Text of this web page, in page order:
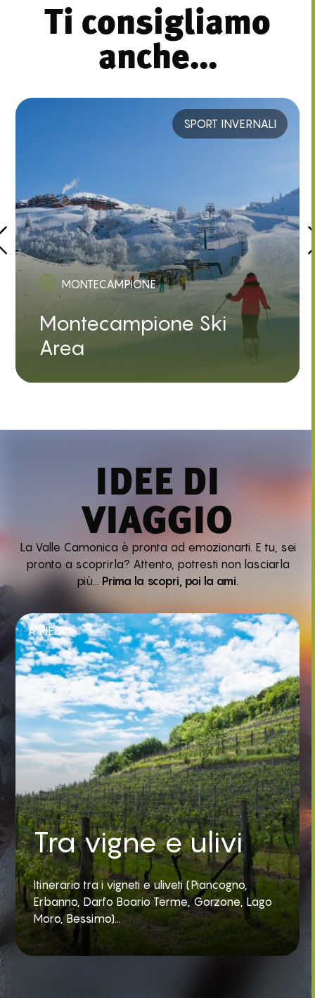
Ti consigliamo
anche...
SPORT INVERNALI
MONTECAMPIONE
Montecampione Ski
Area
IDEE DI
VIAGGIO
La Valle Camonica è pronta ad emozionarti. E tu, sei
pronto a scoprirla? Attento, potresti non lasciarla
più… Prima la scopri, poi la ami.
A PIEDI
Tra vigne e ulivi
Itinerario tra i vigneti e uliveti (Piancogno,
Erbanno, Darfo Boario Terme, Gorzone, Lago
Moro, Bessimo)...